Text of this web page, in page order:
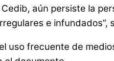
aún persiste la
e infundados”,
uso frecuente de